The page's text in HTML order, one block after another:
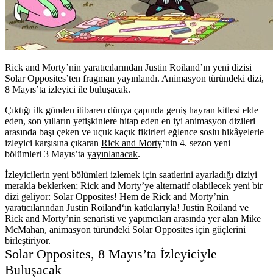
Rick and Morty’nin yaratıcılarından Justin Roiland’ın yeni dizisi
Solar Opposites’ten fragman yayınlandı. Animasyon türündeki dizi,
8 Mayıs’ta izleyici ile buluşacak.
Çıktığı ilk günden itibaren dünya çapında geniş hayran kitlesi elde
eden, son yılların yetişkinlere hitap eden en iyi animasyon dizileri
arasında başı çeken ve uçuk kaçık fikirleri eğlence soslu hikâyelerle
izleyici karşısına çıkaran Rick and Morty‘nin 4. sezon yeni
bölümleri 3 Mayıs’ta yayınlanacak.
İzleyicilerin yeni bölümleri izlemek için saatlerini ayarladığı diziyi
merakla beklerken; Rick and Morty’ye alternatif olabilecek yeni bir
dizi geliyor: Solar Opposites! Hem de Rick and Morty’nin
yaratıcılarından Justin Roiland‘ın katkılarıyla! Justin Roiland ve
Rick and Morty’nin senaristi ve yapımcıları arasında yer alan Mike
McMahan, animasyon türündeki Solar Opposites için güçlerini
birleştiriyor.
Solar Opposites, 8 Mayıs’ta İzleyiciyle
Buluşacak